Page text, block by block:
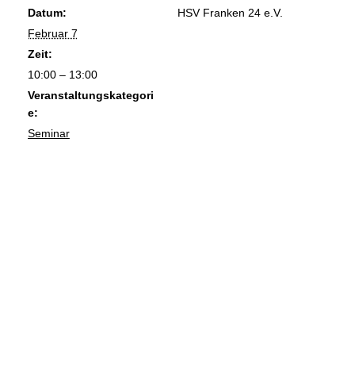
Datum:
Februar 7
Zeit:
10:00 – 13:00
Veranstaltungskategori
e:
Seminar
HSV Franken 24 e.V.